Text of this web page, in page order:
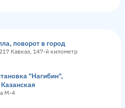
поворот в город
Кавказ, 147-й километр
"Нагибин",
М-4